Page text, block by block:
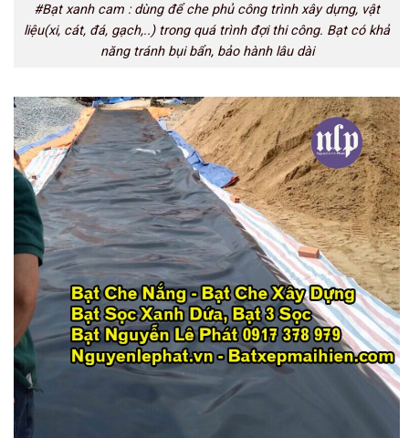
#Bạt xanh cam : dùng để che phủ công trình xây dựng, vật
liệu(xi, cát, đá, gạch,..) trong quá trình đợi thi công. Bạt có khả
năng tránh bụi bẩn, bảo hành lâu dài